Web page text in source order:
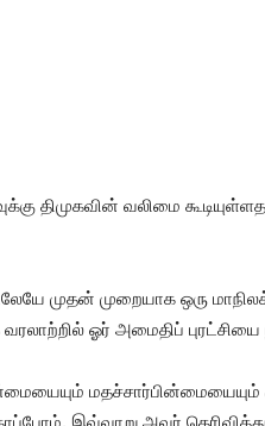
திமுகவின் வலிமை
முதன் முறையாக ஒரு
ஓர் அமைதிப் புரட்சியை
மதச்சார்பின்மையையும்